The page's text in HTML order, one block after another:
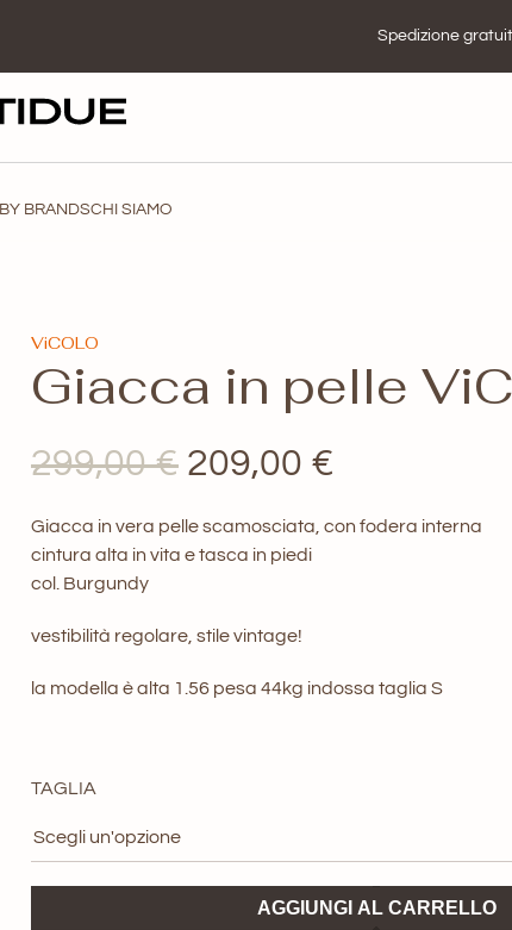
Spedizione
BY BRANDSCHI SIAMO
ViCOLO
Giacca in pelle
299,00€ Il
prezzo
originale
299,00 €.
209,00 €
prezzo
Giacca in vera pelle scamosciata, con fodera interna
cintura alta in vita e tasca in piedi
col. Burgundy
vestibilità regolare, stile vintage!
la modella è alta 1.56 pesa 44kg indossa taglia S
TAGLIA
AGGIUNGI AL CARRELLO